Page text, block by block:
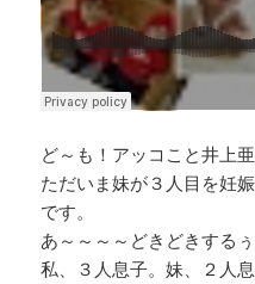
ど～も！アッコこと井上
ただいま妹が３人目を妊
です。
あ～～～～どきどきするぅ
私、３人息子。妹、２人